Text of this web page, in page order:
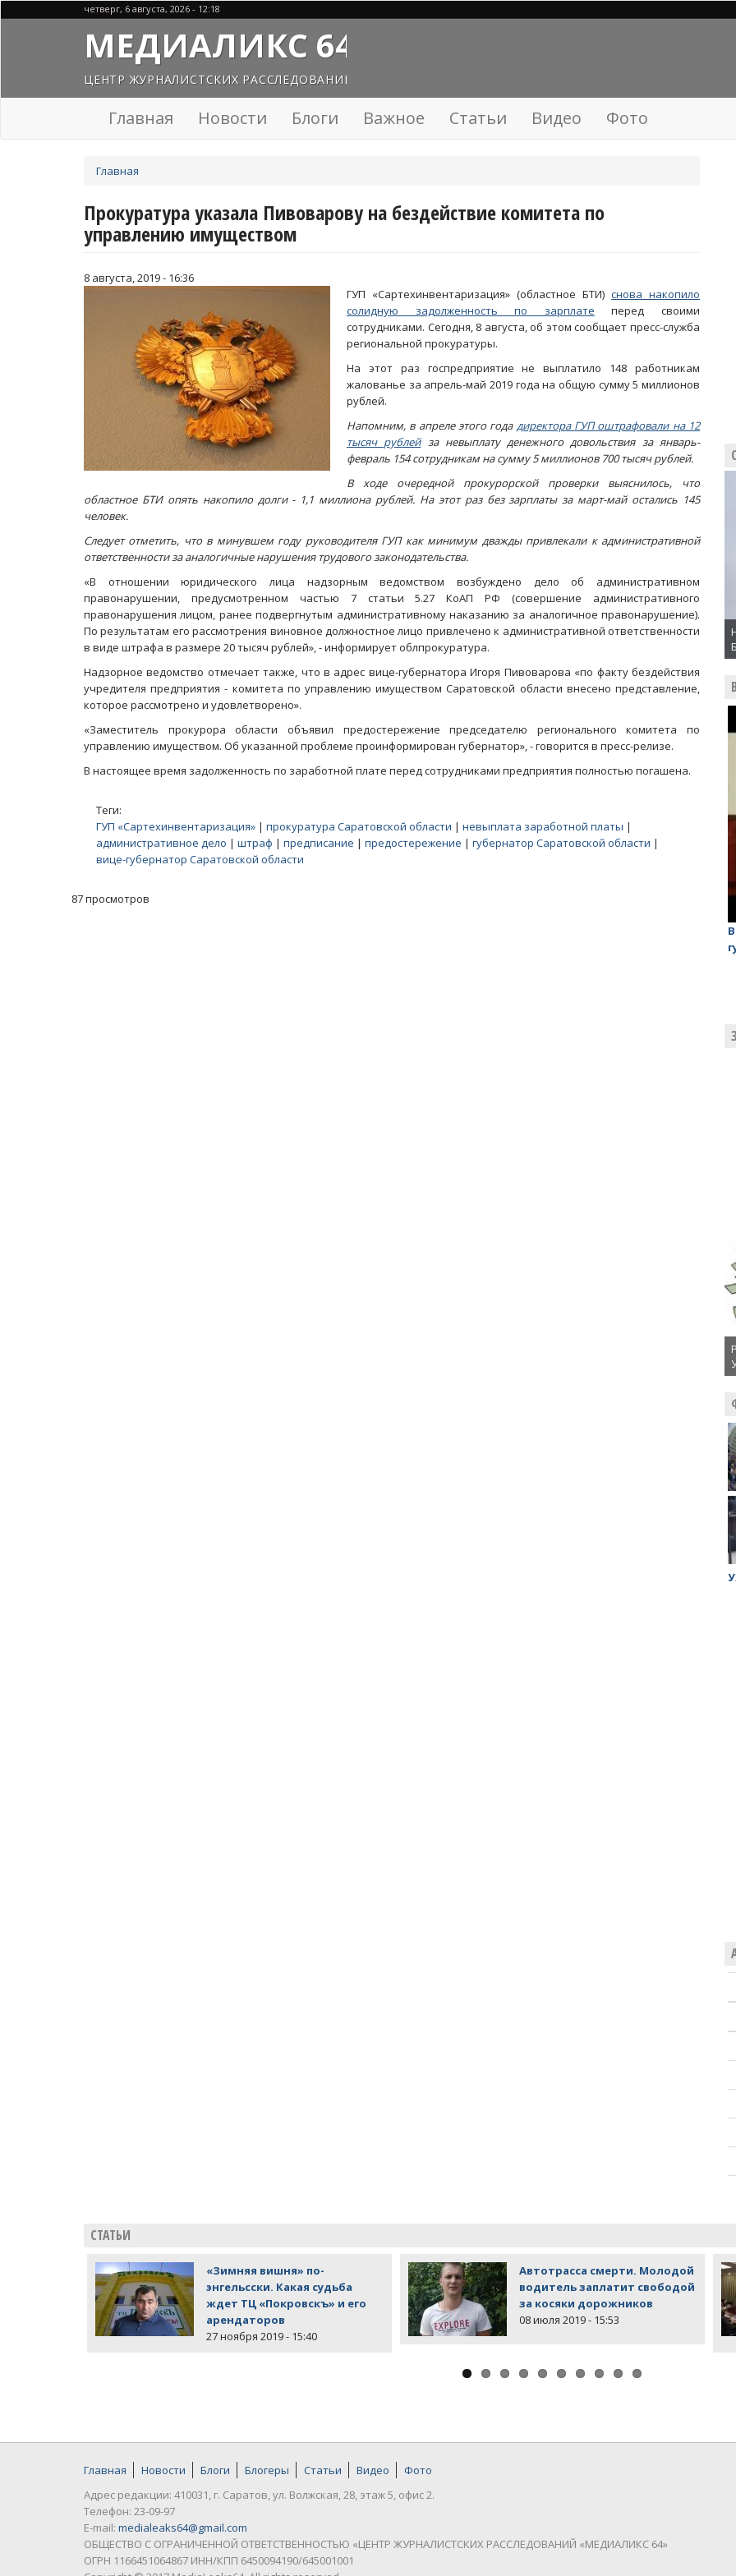
четверг, 6 августа, 2026 - 12:18
МЕДИАЛИКС 64
ЦЕНТР ЖУРНАЛИСТСКИХ РАССЛЕДОВАНИЙ
Главная Новости Блоги Важное Статьи Видео Фото
здесь
Главная
Прокуратура указала Пивоварову на бездействие комитета по
управлению имуществом
8 августа, 2019 - 16:36
ГУП «Сартехинвентаризация» (областное БТИ) снова накопило
солидную задолженность по зарплате перед своими
сотрудниками. Сегодня, 8 августа, об этом сообщает пресс-служба
региональной прокуратуры.
На этот раз госпредприятие не выплатило 148 работникам
жалованье за апрель-май 2019 года на общую сумму 5 миллионов
рублей.
Напомним, в апреле этого года директора ГУП оштрафовали на 12
тысяч рублейза невыплату денежного довольствия за январь-
февраль 154 сотрудникам на сумму 5 миллионов 700 тысяч рублей.
В ходе очередной прокурорской проверки выяснилось, что
областное БТИ опять накопило долги - 1,1 миллиона рублей. На этот раз без зарплаты за март-май остались 145
человек.
Следует отметить, что в минувшем году руководителя ГУП как минимум дважды привлекали к административной
ответственности за аналогичные нарушения трудового законодательства.
«В отношении юридического лица надзорным ведомством возбуждено дело об административном
правонарушении, предусмотренном частью 7 статьи 5.27 КоАП РФ (совершение административного
правонарушения лицом, ранее подвергнутым административному наказанию за аналогичное правонарушение).
По результатам его рассмотрения виновное должностное лицо привлечено к административной ответственности
в виде штрафа в размере 20 тысяч рублей», - информирует облпрокуратура.
Надзорное ведомство отмечает также, что в адрес вице-губернатора Игоря Пивоварова «по факту бездействия
учредителя предприятия - комитета по управлению имуществом Саратовской области внесено представление,
которое рассмотрено и удовлетворено».
«Заместитель прокурора области объявил предостережение председателю регионального комитета по
управлению имуществом. Об указанной проблеме проинформирован губернатор», - говорится в пресс-релизе.
В настоящее время задолженность по заработной плате перед сотрудниками предприятия полностью погашена.
Теги:
ГУП «Сартехинвентаризация» | прокуратура Саратовской области | невыплата заработной платы |
административное дело | штраф | предписание | предостережение | губернатор Саратовской области |
вице-губернатор Саратовской области
87 просмотров
СТАТЬИ
«Зимняя вишня» по-
энгельсски. Какая судьба
ждет ТЦ «Покровскъ» и его
арендаторов
27 ноября 2019 - 15:40
Автотрасса смерти. Молодой
водитель заплатит свободой
за косяки дорожников
08 июля 2019 - 15:53
Главная Новости Блоги Блогеры Статьи Видео
Фото
Адрес редакции: 410031, г. Саратов, ул. Волжская, 28, этаж 5, офис 2.
Телефон: 23-09-97
E-mail: medialeaks64@gmail.com
ОБЩЕСТВО С ОГРАНИЧЕННОЙ ОТВЕТСТВЕННОСТЬЮ «ЦЕНТР ЖУРНАЛИСТСКИХ РАССЛЕДОВАНИЙ «МЕДИАЛИКС 64»
ОГРН 1166451064867 ИНН/КПП 6450094190/645001001